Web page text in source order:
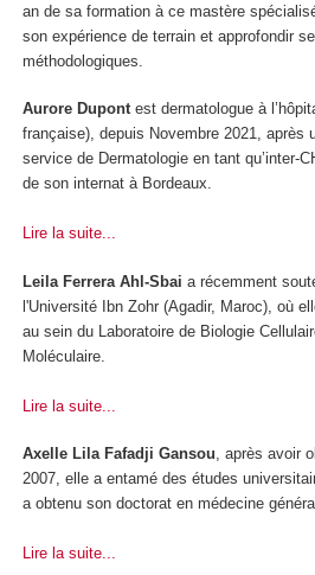
an de sa formation à ce mastère
son expérience de terrain et approfondir
méthodologiques.
Aurore Dupont est dermatologue à
française), depuis Novembre 2021, après
service de Dermatologie en tant qu’inter-
de son internat à Bordeaux.
Lire la suite...
Leila Ferrera Ahl-Sbai a récemment
l'Université Ibn Zohr (Agadir, Maroc), où
au sein du Laboratoire de Biologie
Moléculaire.
Lire la suite...
Axelle Lila Fafadji Gansou, après avoir
2007, elle a entamé des études
a obtenu son doctorat en médecine
Lire la suite...